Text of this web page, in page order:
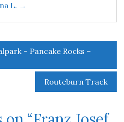
L. →
– Pancake Rocks –
Routeburn Track